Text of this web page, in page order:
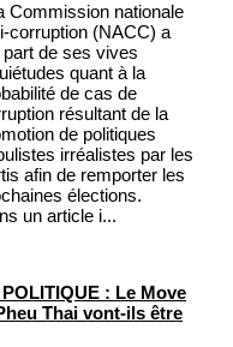
Commission nationale
corruption (NACC) a
part de ses vives
quant à la
de cas de
résultant de la
de politiques
irréalistes par les
afin de remporter les
élections.
un article i...
: Le Move
Thai vont-ils être